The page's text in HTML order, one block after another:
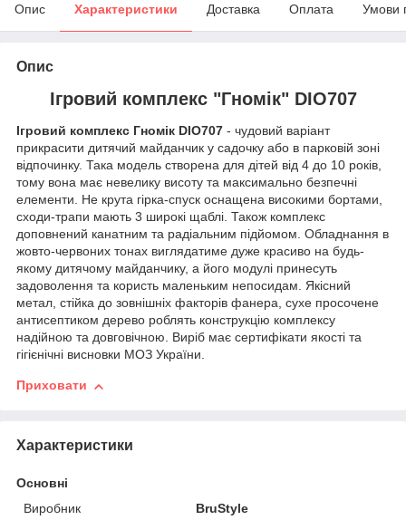
Опис Характеристики Доставка Оплата Умови
Опис
Ігровий комплекс "Гномік" DIO707
Ігровий комплекс Гномік DIO707 - чудовий варіант
прикрасити дитячий майданчик у садочку або в парковій зоні
відпочинку. Така модель створена для дітей від 4 до 10 років,
тому вона має невелику висоту та максимально безпечні
елементи. Не крута гірка-спуск оснащена високими бортами,
сходи-трапи мають 3 широкі щаблі. Також комплекс
доповнений канатним та радіальним підйомом. Обладнання в
жовто-червоних тонах виглядатиме дуже красиво на будь-
якому дитячому майданчику, а його модулі принесуть
задоволення та користь маленьким непосидам. Якісний
метал, стійка до зовнішніх факторів фанера, сухе просочене
антисептиком дерево роблять конструкцію комплексу
надійною та довговічною. Виріб має сертифікати якості та
гігієнічні висновки МОЗ України.
Приховати
Характеристики
Основні
Виробник
BruStyle